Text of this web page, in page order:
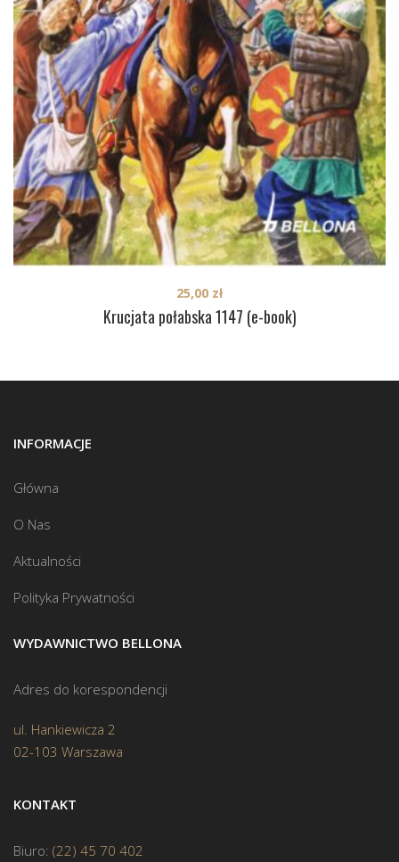
Krucjata połabska 1147 (e-book)
25,00 zł
INFORMACJE
Główna
O Nas
Aktualności
Polityka Prywatności
WYDAWNICTWO BELLONA
Adres do korespondencji
ul. Hankiewicza 2
02-103 Warszawa
KONTAKT
Biuro: (22) 45 70 402